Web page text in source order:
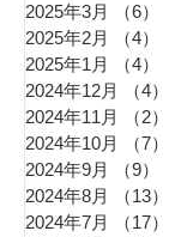
2025年3月
（6）
2025年2月
（4）
2025年1月
（4）
2024年12月
（4）
2024年11月
（2）
2024年10月
（7）
2024年9月
（9）
2024年8月
（13）
2024年7月
（17）